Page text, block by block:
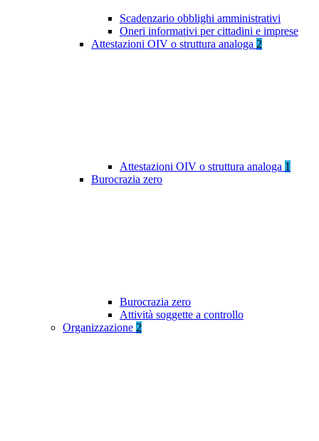
Scadenzario obblighi amministrativi
Oneri informativi per cittadini e imprese
Attestazioni OIV o struttura analoga 2
Attestazioni OIV o struttura analoga 1
Burocrazia zero
Burocrazia zero
Attività soggette a controllo
Organizzazione 2